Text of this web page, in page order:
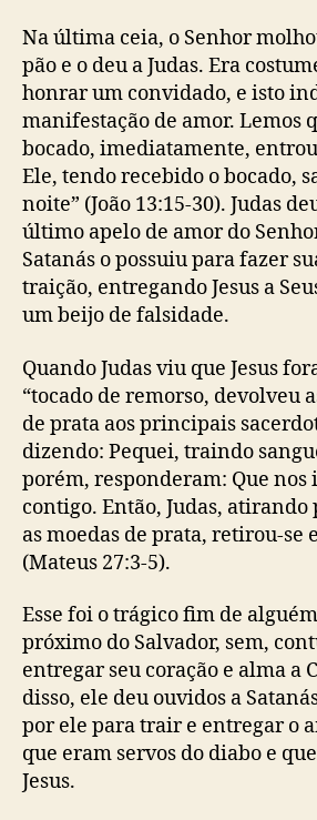
Na última ceia, o Senhor
pão e o deu a Judas. Era
honrar um convidado, e isto
manifestação de amor. Lemos
bocado, imediatamente,
Ele, tendo recebido o bocado,
noite” (João 13:15-30). Judas
último apelo de amor do
Satanás o possuiu para fazer
traição, entregando Jesus a
um beijo de falsidade.
Quando Judas viu que Jesus
“tocado de remorso, devolveu
de prata aos principais
dizendo: Pequei, traindo
porém, responderam: Que nos
contigo. Então, Judas,
as moedas de prata, retirou-se
(Mateus 27:3-5).
Esse foi o trágico fim de
próximo do Salvador, sem,
entregar seu coração e alma a
disso, ele deu ouvidos a
por ele para trair e entregar o
que eram servos do diabo e
Jesus.